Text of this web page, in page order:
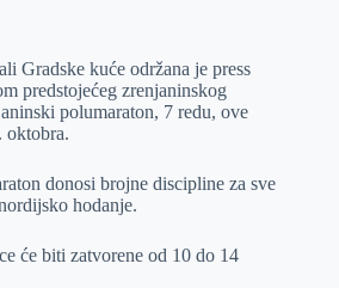
Gradske kuće održana je press
predstojećeg zrenjaninskog
polumaraton, 7 redu, ove
oktobra.
donosi brojne discipline za sve
hodanje.
će biti zatvorene od 10 do 14